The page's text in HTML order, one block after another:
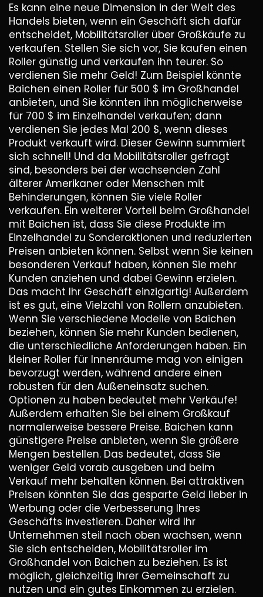
Es kann eine neue Dimension in der Welt des
Handels bieten, wenn ein Geschäft sich dafür
entscheidet, Mobilitätsroller über Großkäufe zu
verkaufen. Stellen Sie sich vor, Sie kaufen einen
Roller günstig und verkaufen ihn teurer. So
verdienen Sie mehr Geld! Zum Beispiel könnte
Baichen einen Roller für 500 $ im Großhandel
anbieten, und Sie könnten ihn möglicherweise
für 700 $ im Einzelhandel verkaufen; dann
verdienen Sie jedes Mal 200 $, wenn dieses
Produkt verkauft wird. Dieser Gewinn summiert
sich schnell! Und da Mobilitätsroller gefragt
sind, besonders bei der wachsenden Zahl
älterer Amerikaner oder Menschen mit
Behinderungen, können Sie viele Roller
verkaufen. Ein weiterer Vorteil beim Großhandel
mit Baichen ist, dass Sie diese Produkte im
Einzelhandel zu Sonderaktionen und reduzierten
Preisen anbieten können. Selbst wenn Sie keinen
besonderen Verkauf haben, können Sie mehr
Kunden anziehen und dabei Gewinn erzielen.
Das macht Ihr Geschäft einzigartig! Außerdem
ist es gut, eine Vielzahl von Rollern anzubieten.
Wenn Sie verschiedene Modelle von Baichen
beziehen, können Sie mehr Kunden bedienen,
die unterschiedliche Anforderungen haben. Ein
kleiner Roller für Innenräume mag von einigen
bevorzugt werden, während andere einen
robusten für den Außeneinsatz suchen.
Optionen zu haben bedeutet mehr Verkäufe!
Außerdem erhalten Sie bei einem Großkauf
normalerweise bessere Preise. Baichen kann
günstigere Preise anbieten, wenn Sie größere
Mengen bestellen. Das bedeutet, dass Sie
weniger Geld vorab ausgeben und beim
Verkauf mehr behalten können. Bei attraktiven
Preisen könnten Sie das gesparte Geld lieber in
Werbung oder die Verbesserung Ihres
Geschäfts investieren. Daher wird Ihr
Unternehmen steil nach oben wachsen, wenn
Sie sich entscheiden, Mobilitätsroller im
Großhandel von Baichen zu beziehen. Es ist
möglich, gleichzeitig Ihrer Gemeinschaft zu
nutzen und ein gutes Einkommen zu erzielen.